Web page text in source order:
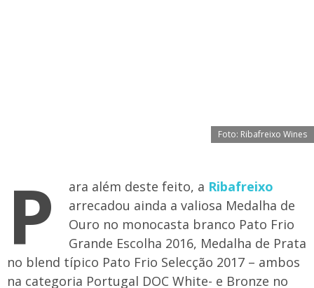
Foto: Ribafreixo Wines
P ara além deste feito, a Ribafreixo
arrecadou ainda a valiosa Medalha de
Ouro no monocasta branco Pato Frio
Grande Escolha 2016, Medalha de Prata
no blend típico Pato Frio Selecção 2017 – ambos
na categoria Portugal DOC White- e Bronze no